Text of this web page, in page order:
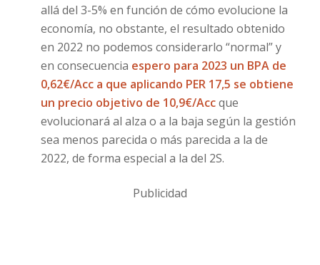
allá del 3-5% en función de cómo evolucione la
economía, no obstante, el resultado obtenido
en 2022 no podemos considerarlo “normal” y
en consecuencia espero para 2023 un BPA de
0,62€/Acc a que aplicando PER 17,5 se obtiene
un precio objetivo de 10,9€/Accque
evolucionará al alza o a la baja según la gestión
sea menos parecida o más parecida a la de
2022, de forma especial a la del 2S.
Publicidad